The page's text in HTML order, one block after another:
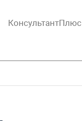
КонсультантПлюс